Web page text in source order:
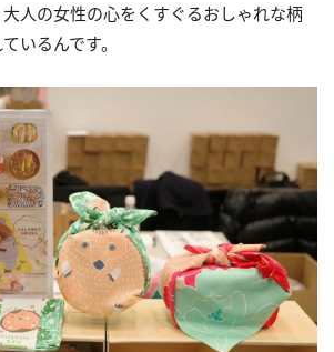
人の女性の心をくすぐるおしゃれな柄
いるんです。